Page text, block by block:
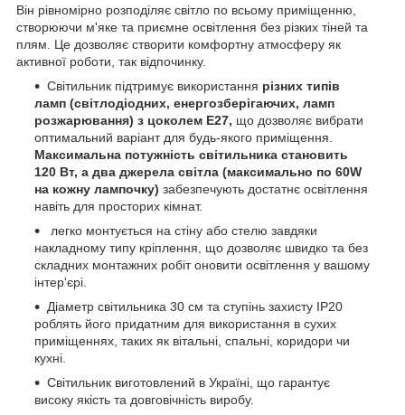
Він рівномірно розподіляє світло по всьому приміщенню,
створюючи м'яке та приємне освітлення без різких тіней та
плям. Це дозволяє створити комфортну атмосферу як
активної роботи, так відпочинку.
Світильник підтримує використання різних типів
ламп (світлодіодних, енергозберігаючих, ламп
розжарювання) з цоколем E27, що дозволяє вибрати
оптимальний варіант для будь-якого приміщення.
Максимальна потужність світильника становить
120 Вт, а два джерела світла (максимально по 60W
на кожну лампочку) забезпечують достатнє освітлення
навіть для просторих кімнат.
легко монтується на стіну або стелю завдяки
накладному типу кріплення, що дозволяє швидко та без
складних монтажних робіт оновити освітлення у вашому
інтер'єрі.
Діаметр світильника 30 см та ступінь захисту IP20
роблять його придатним для використання в сухих
приміщеннях, таких як вітальні, спальні, коридори чи
кухні.
Світильник виготовлений в Україні, що гарантує
високу якість та довговічність виробу.